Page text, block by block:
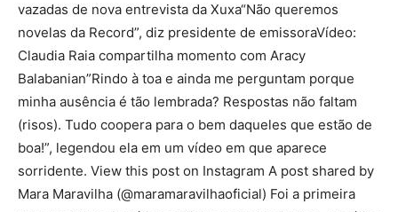
vazadas de nova entrevista da Xuxa“Não queremos
novelas da Record”, diz presidente de emissoraVídeo:
Claudia Raia compartilha momento com Aracy
Balabanian”Rindo à toa e ainda me perguntam porque
minha ausência é tão lembrada? Respostas não faltam
(risos). Tudo coopera para o bem daqueles que estão de
boa!”, legendou ela em um vídeo em que aparece
sorridente. View this post on Instagram A post shared by
Mara Maravilha (@maramaravilhaoficial) Foi a primeira